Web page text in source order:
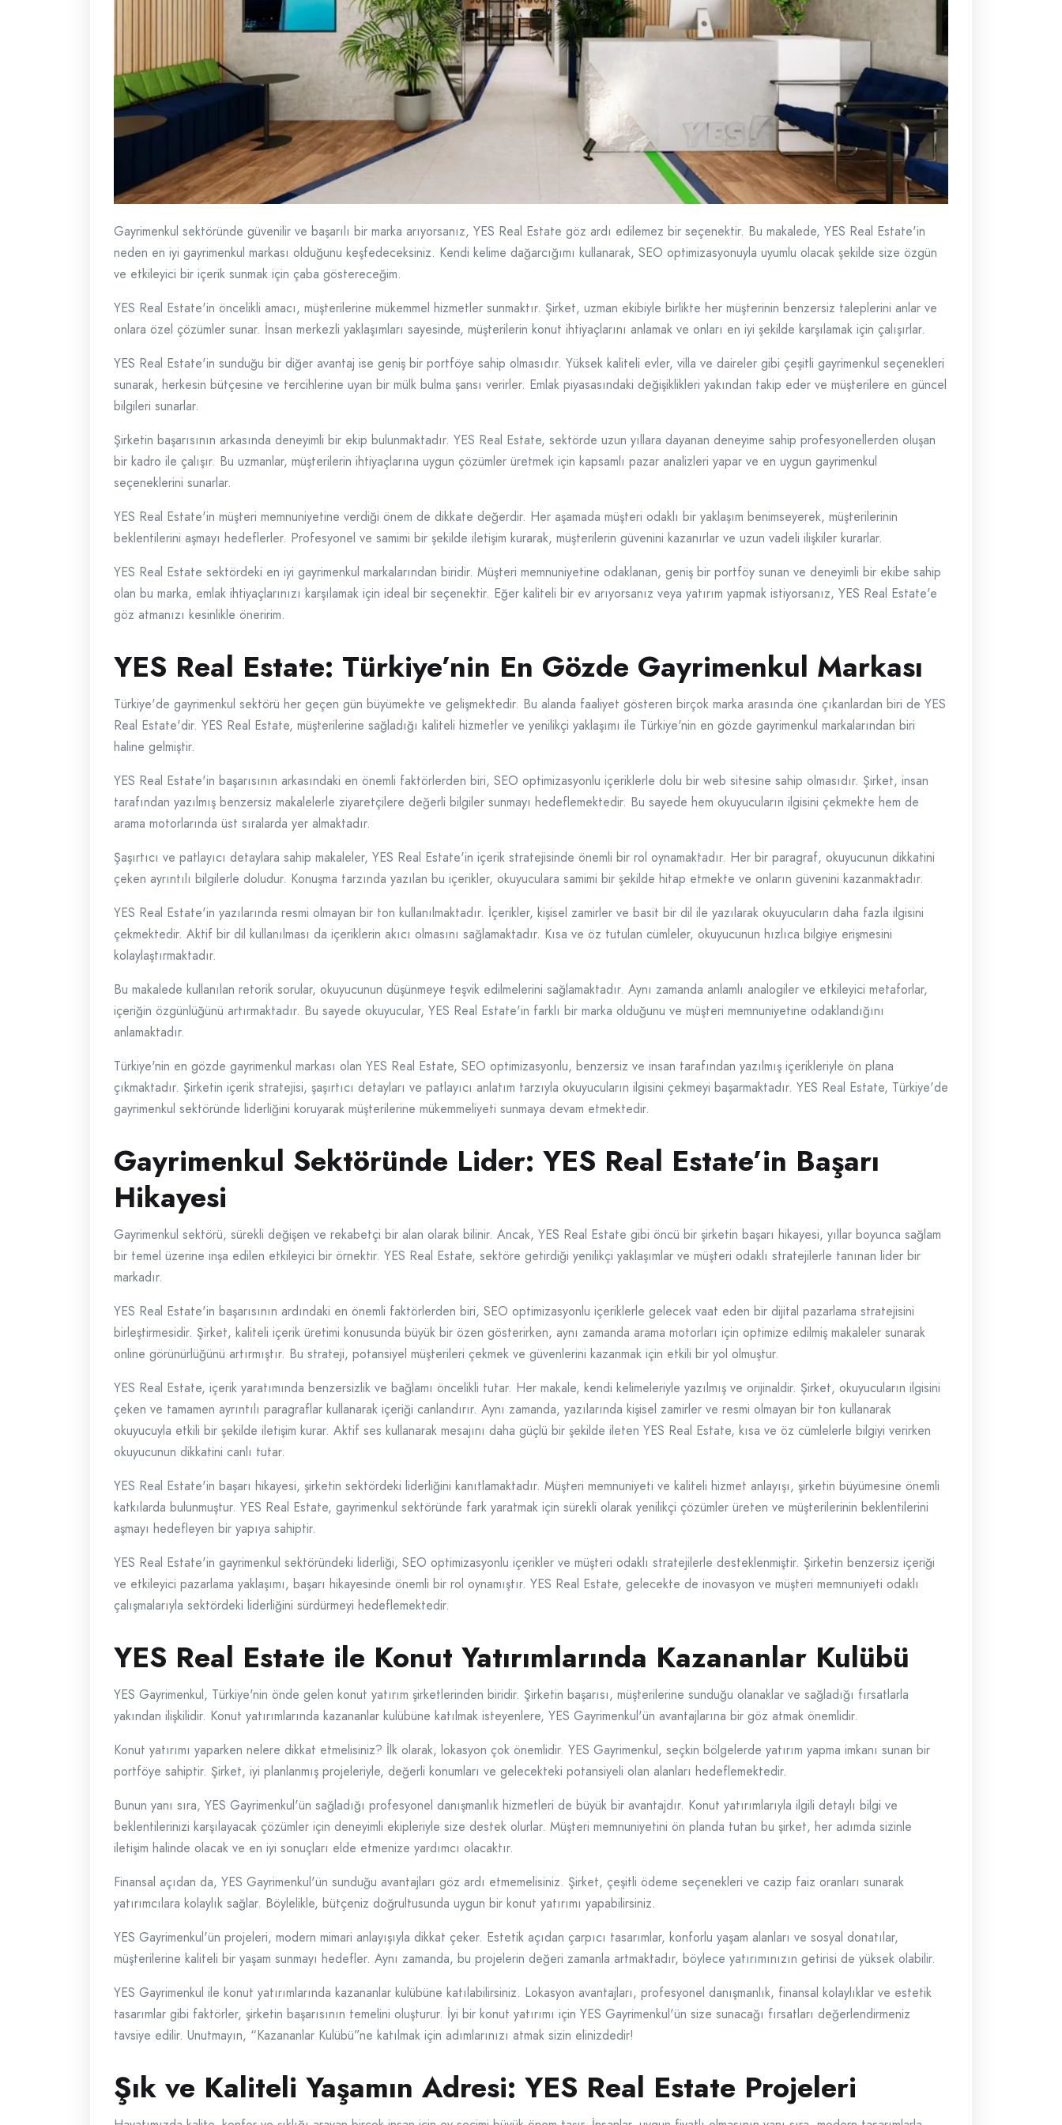
Gayrimenkul sektöründe güvenilir ve başarılı bir marka arıyorsanız, YES Real Estate göz ardı edilemez bir seçenektir. Bu makalede, YES Real Estate'in
neden en iyi gayrimenkul markası olduğunu keşfedeceksiniz. Kendi kelime dağarcığımı kullanarak, SEO optimizasyonuyla uyumlu olacak şekilde size özgün
ve etkileyici bir içerik sunmak için çaba göstereceğim.
YES Real Estate'in öncelikli amacı, müşterilerine mükemmel hizmetler sunmaktır. Şirket, uzman ekibiyle birlikte her müşterinin benzersiz taleplerini anlar ve
onlara özel çözümler sunar. İnsan merkezli yaklaşımları sayesinde, müşterilerin konut ihtiyaçlarını anlamak ve onları en iyi şekilde karşılamak için çalışırlar.
YES Real Estate'in sunduğu bir diğer avantaj ise geniş bir portföye sahip olmasıdır. Yüksek kaliteli evler, villa ve daireler gibi çeşitli gayrimenkul seçenekleri
sunarak, herkesin bütçesine ve tercihlerine uyan bir mülk bulma şansı verirler. Emlak piyasasındaki değişiklikleri yakından takip eder ve müşterilere en güncel
bilgileri sunarlar.
Şirketin başarısının arkasında deneyimli bir ekip bulunmaktadır. YES Real Estate, sektörde uzun yıllara dayanan deneyime sahip profesyonellerden oluşan
bir kadro ile çalışır. Bu uzmanlar, müşterilerin ihtiyaçlarına uygun çözümler üretmek için kapsamlı pazar analizleri yapar ve en uygun gayrimenkul
seçeneklerini sunarlar.
YES Real Estate'in müşteri memnuniyetine verdiği önem de dikkate değerdir. Her aşamada müşteri odaklı bir yaklaşım benimseyerek, müşterilerinin
beklentilerini aşmayı hedeflerler. Profesyonel ve samimi bir şekilde iletişim kurarak, müşterilerin güvenini kazanırlar ve uzun vadeli ilişkiler kurarlar.
YES Real Estate sektördeki en iyi gayrimenkul markalarından biridir. Müşteri memnuniyetine odaklanan, geniş bir portföy sunan ve deneyimli bir ekibe sahip
olan bu marka, emlak ihtiyaçlarınızı karşılamak için ideal bir seçenektir. Eğer kaliteli bir ev arıyorsanız veya yatırım yapmak istiyorsanız, YES Real Estate'e
göz atmanızı kesinlikle öneririm.
YES Real Estate: Türkiye’nin En Gözde Gayrimenkul Markası
Türkiye'de gayrimenkul sektörü her geçen gün büyümekte ve gelişmektedir. Bu alanda faaliyet gösteren birçok marka arasında öne çıkanlardan biri de YES
Real Estate'dir. YES Real Estate, müşterilerine sağladığı kaliteli hizmetler ve yenilikçi yaklaşımı ile Türkiye'nin en gözde gayrimenkul markalarından biri
haline gelmiştir.
YES Real Estate'in başarısının arkasındaki en önemli faktörlerden biri, SEO optimizasyonlu içeriklerle dolu bir web sitesine sahip olmasıdır. Şirket, insan
tarafından yazılmış benzersiz makalelerle ziyaretçilere değerli bilgiler sunmayı hedeflemektedir. Bu sayede hem okuyucuların ilgisini çekmekte hem de
arama motorlarında üst sıralarda yer almaktadır.
Şaşırtıcı ve patlayıcı detaylara sahip makaleler, YES Real Estate'in içerik stratejisinde önemli bir rol oynamaktadır. Her bir paragraf, okuyucunun dikkatini
çeken ayrıntılı bilgilerle doludur. Konuşma tarzında yazılan bu içerikler, okuyuculara samimi bir şekilde hitap etmekte ve onların güvenini kazanmaktadır.
YES Real Estate'in yazılarında resmi olmayan bir ton kullanılmaktadır. İçerikler, kişisel zamirler ve basit bir dil ile yazılarak okuyucuların daha fazla ilgisini
çekmektedir. Aktif bir dil kullanılması da içeriklerin akıcı olmasını sağlamaktadır. Kısa ve öz tutulan cümleler, okuyucunun hızlıca bilgiye erişmesini
kolaylaştırmaktadır.
Bu makalede kullanılan retorik sorular, okuyucunun düşünmeye teşvik edilmelerini sağlamaktadır. Aynı zamanda anlamlı analogiler ve etkileyici metaforlar,
içeriğin özgünlüğünü artırmaktadır. Bu sayede okuyucular, YES Real Estate'in farklı bir marka olduğunu ve müşteri memnuniyetine odaklandığını
anlamaktadır.
Türkiye'nin en gözde gayrimenkul markası olan YES Real Estate, SEO optimizasyonlu, benzersiz ve insan tarafından yazılmış içerikleriyle ön plana
çıkmaktadır. Şirketin içerik stratejisi, şaşırtıcı detayları ve patlayıcı anlatım tarzıyla okuyucuların ilgisini çekmeyi başarmaktadır. YES Real Estate, Türkiye'de
gayrimenkul sektöründe liderliğini koruyarak müşterilerine mükemmeliyeti sunmaya devam etmektedir.
Gayrimenkul Sektöründe Lider: YES Real Estate’in Başarı
Hikayesi
Gayrimenkul sektörü, sürekli değişen ve rekabetçi bir alan olarak bilinir. Ancak, YES Real Estate gibi öncü bir şirketin başarı hikayesi, yıllar boyunca sağlam
bir temel üzerine inşa edilen etkileyici bir örnektir. YES Real Estate, sektöre getirdiği yenilikçi yaklaşımlar ve müşteri odaklı stratejilerle tanınan lider bir
markadır.
YES Real Estate'in başarısının ardındaki en önemli faktörlerden biri, SEO optimizasyonlu içeriklerle gelecek vaat eden bir dijital pazarlama stratejisini
birleştirmesidir. Şirket, kaliteli içerik üretimi konusunda büyük bir özen gösterirken, aynı zamanda arama motorları için optimize edilmiş makaleler sunarak
online görünürlüğünü artırmıştır. Bu strateji, potansiyel müşterileri çekmek ve güvenlerini kazanmak için etkili bir yol olmuştur.
YES Real Estate, içerik yaratımında benzersizlik ve bağlamı öncelikli tutar. Her makale, kendi kelimeleriyle yazılmış ve orijinaldir. Şirket, okuyucuların ilgisini
çeken ve tamamen ayrıntılı paragraflar kullanarak içeriği canlandırır. Aynı zamanda, yazılarında kişisel zamirler ve resmi olmayan bir ton kullanarak
okuyucuyla etkili bir şekilde iletişim kurar. Aktif ses kullanarak mesajını daha güçlü bir şekilde ileten YES Real Estate, kısa ve öz cümlelerle bilgiyi verirken
okuyucunun dikkatini canlı tutar.
YES Real Estate'in başarı hikayesi, şirketin sektördeki liderliğini kanıtlamaktadır. Müşteri memnuniyeti ve kaliteli hizmet anlayışı, şirketin büyümesine önemli
katkılarda bulunmuştur. YES Real Estate, gayrimenkul sektöründe fark yaratmak için sürekli olarak yenilikçi çözümler üreten ve müşterilerinin beklentilerini
aşmayı hedefleyen bir yapıya sahiptir.
YES Real Estate'in gayrimenkul sektöründeki liderliği, SEO optimizasyonlu içerikler ve müşteri odaklı stratejilerle desteklenmiştir. Şirketin benzersiz içeriği
ve etkileyici pazarlama yaklaşımı, başarı hikayesinde önemli bir rol oynamıştır. YES Real Estate, gelecekte de inovasyon ve müşteri memnuniyeti odaklı
çalışmalarıyla sektördeki liderliğini sürdürmeyi hedeflemektedir.
YES Real Estate ile Konut Yatırımlarında Kazananlar Kulübü
YES Gayrimenkul, Türkiye'nin önde gelen konut yatırım şirketlerinden biridir. Şirketin başarısı, müşterilerine sunduğu olanaklar ve sağladığı fırsatlarla
yakından ilişkilidir. Konut yatırımlarında kazananlar kulübüne katılmak isteyenlere, YES Gayrimenkul'ün avantajlarına bir göz atmak önemlidir.
Konut yatırımı yaparken nelere dikkat etmelisiniz? İlk olarak, lokasyon çok önemlidir. YES Gayrimenkul, seçkin bölgelerde yatırım yapma imkanı sunan bir
portföye sahiptir. Şirket, iyi planlanmış projeleriyle, değerli konumları ve gelecekteki potansiyeli olan alanları hedeflemektedir.
Bunun yanı sıra, YES Gayrimenkul'ün sağladığı profesyonel danışmanlık hizmetleri de büyük bir avantajdır. Konut yatırımlarıyla ilgili detaylı bilgi ve
beklentilerinizi karşılayacak çözümler için deneyimli ekipleriyle size destek olurlar. Müşteri memnuniyetini ön planda tutan bu şirket, her adımda sizinle
iletişim halinde olacak ve en iyi sonuçları elde etmenize yardımcı olacaktır.
Finansal açıdan da, YES Gayrimenkul'ün sunduğu avantajları göz ardı etmemelisiniz. Şirket, çeşitli ödeme seçenekleri ve cazip faiz oranları sunarak
yatırımcılara kolaylık sağlar. Böylelikle, bütçeniz doğrultusunda uygun bir konut yatırımı yapabilirsiniz.
YES Gayrimenkul'ün projeleri, modern mimari anlayışıyla dikkat çeker. Estetik açıdan çarpıcı tasarımlar, konforlu yaşam alanları ve sosyal donatılar,
müşterilerine kaliteli bir yaşam sunmayı hedefler. Aynı zamanda, bu projelerin değeri zamanla artmaktadır, böylece yatırımınızın getirisi de yüksek olabilir.
YES Gayrimenkul ile konut yatırımlarında kazananlar kulübüne katılabilirsiniz. Lokasyon avantajları, profesyonel danışmanlık, finansal kolaylıklar ve estetik
tasarımlar gibi faktörler, şirketin başarısının temelini oluşturur. İyi bir konut yatırımı için YES Gayrimenkul'ün size sunacağı fırsatları değerlendirmeniz
tavsiye edilir. Unutmayın, “Kazananlar Kulübü”ne katılmak için adımlarınızı atmak sizin elinizdedir!
Şık ve Kaliteli Yaşamın Adresi: YES Real Estate Projeleri